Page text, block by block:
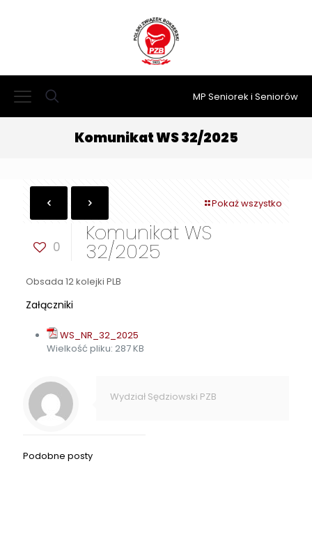
MP Seniorek i Seniorów
Komunikat WS 32/2025
Pokaż wszystko
0
Komunikat WS
32/2025
Obsada 12 kolejki PLB
Załączniki
WS_NR_32_2025
Wielkość pliku: 287 KB
Wydział Sędziowski PZB
Podobne posty